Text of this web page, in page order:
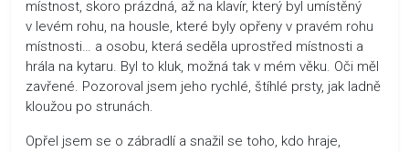
místnost, skoro prázdná, až na klavír, který byl umístěný
v levém rohu, na housle, které byly opřeny v pravém rohu
místnosti… a osobu, která seděla uprostřed místnosti a
hrála na kytaru. Byl to kluk, možná tak v mém věku. Oči měl
zavřené. Pozoroval jsem jeho rychlé, štíhlé prsty, jak ladně
kloužou po strunách.
Opřel jsem se o zábradlí a snažil se toho, kdo hraje,